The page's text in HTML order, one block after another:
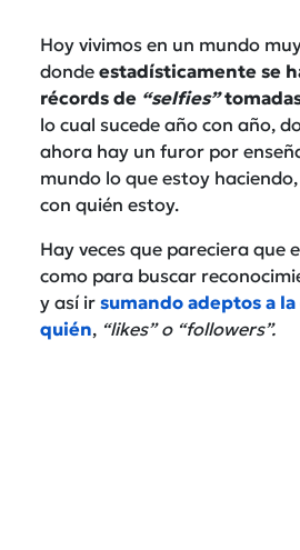
Hoy vivimos en un mundo
donde estadísticamente se
récords de “selfies”
lo cual sucede año con año,
ahora hay un furor por
mundo lo que estoy
con quién estoy.
Hay veces que pareciera que
como para buscar
y así ir sumando adeptos a la
quién, “likes” o “followers”.